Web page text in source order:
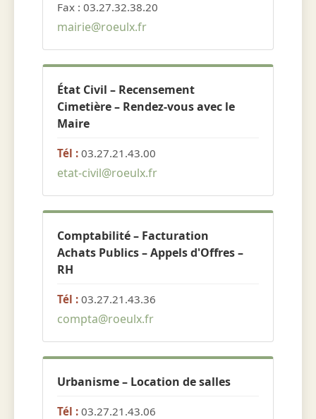
Fax : 03.27.32.38.20
mairie@roeulx.fr
État Civil – Recensement
Cimetière – Rendez-vous avec le
Maire
Tél : 03.27.21.43.00
etat-civil@roeulx.fr
Comptabilité – Facturation
Achats Publics – Appels d'Offres –
RH
Tél : 03.27.21.43.36
compta@roeulx.fr
Urbanisme – Location de salles
Tél : 03.27.21.43.06